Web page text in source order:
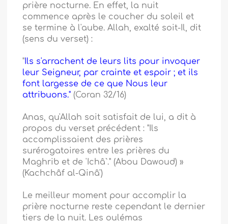
prière nocturne. En effet, la nuit
commence après le coucher du soleil et
se termine à l'aube. Allah, exalté soit-Il, dit
(sens du verset) :
"Ils s'arrachent de leurs lits pour invoquer
leur Seigneur, par crainte et espoir ; et ils
font largesse de ce que Nous leur
attribuons." (Coran 32/16)
Anas, qu'Allah soit satisfait de lui, a dit à
propos du verset précédent : "Ils
accomplissaient des prières
surérogatoires entre les prières du
Maghrib et de 'Ichâ`." (Abou Dawoud) »
(Kachchâf al-Qinâ')
Le meilleur moment pour accomplir la
prière nocturne reste cependant le dernier
tiers de la nuit. Les oulémas